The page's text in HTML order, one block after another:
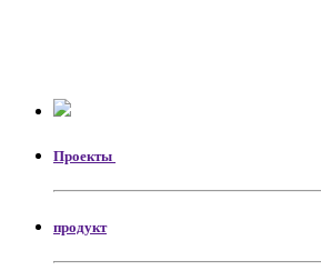
Проекты
продукт